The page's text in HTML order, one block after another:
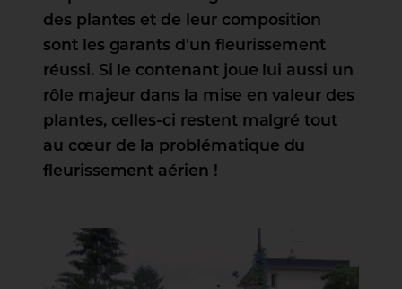
des plantes et de leur composition
sont les garants d'un fleurissement
réussi. Si le contenant joue lui aussi un
rôle majeur dans la mise en valeur des
plantes, celles-ci restent malgré tout
au cœur de la problématique du
fleurissement aérien !